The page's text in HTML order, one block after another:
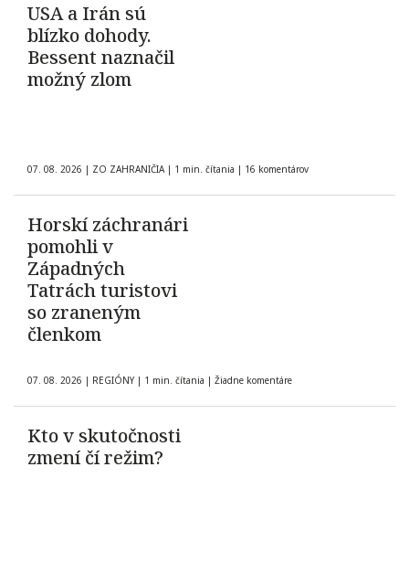
USA a Irán sú
blízko dohody.
Bessent naznačil
možný zlom
07. 08. 2026 | ZO ZAHRANIČIA | 1 min. čítania | 16 komentárov
Horskí záchranári
pomohli v
Západných
Tatrách turistovi
so zraneným
členkom
07. 08. 2026 | REGIÓNY | 1 min. čítania | Žiadne komentáre
Kto v skutočnosti
zmení čí režim?